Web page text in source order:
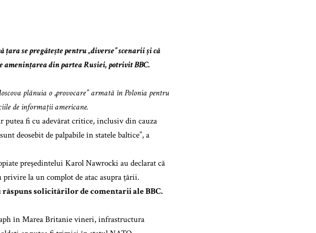
se pregătește pentru „diverse” scenarii și că
amenințarea din partea Rusiei, potrivit BBC.
plănuia o „provocare” armată în Polonia pentru
de informații americane.
putea fi cu adevărat critice, inclusiv din cauza
deosebit de palpabile în statele baltice”, a
președintelui Karol Nawrocki au declarat că
la un complot de atac asupra țării.
răspuns solicitărilor de comentarii ale BBC.
în Marea Britanie vineri, infrastructura